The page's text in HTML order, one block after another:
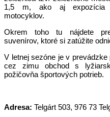
1,5 m, ako aj expozícia
motocyklov.
Okrem toho tu nájdete
suvenírov, ktoré si zatúžite
V letnej sezóne je v
cez zimu obchod s
požičovňa športových potrieb.
Adresa: Telgárt 503, 976 73